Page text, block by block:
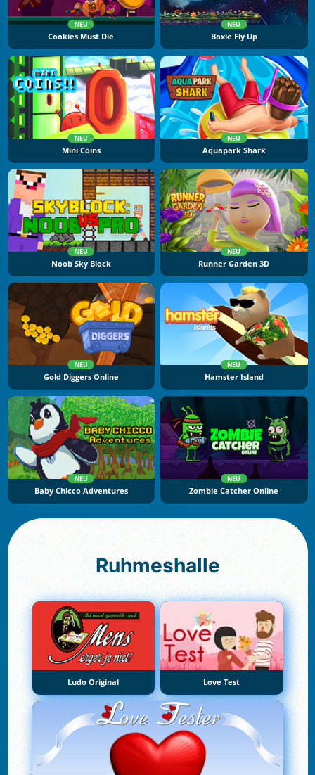
NEU
Cookies Must Die
NEU
Boxie Fly Up
NEU
Mini Coins
NEU
Aquapark Shark
NEU
Noob Sky Block
NEU
Runner Garden 3D
NEU
Gold Diggers Online
NEU
Hamster Island
NEU
Baby Chicco Adventures
NEU
Zombie Catcher Online
Ruhmeshalle
Ludo Original Love Test